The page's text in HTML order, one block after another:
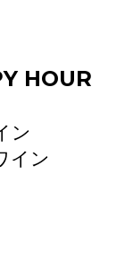
HOUR
ン
イン